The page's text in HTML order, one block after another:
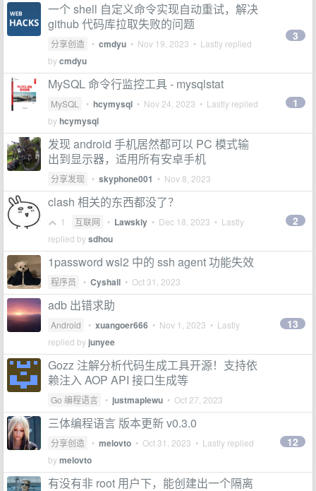
一个 shell 自定义命令实现自动重试，解决
github 代码库拉取失败的问题
分享创造 • cmdyu • Nov 19, 2023 • Lastly replied
bycmdyu
3
MySQL 命令行监控工具 - mysqlstat
MySQL • hcymysql • Nov 24, 2023 • Lastly replied
byhcymysql
1
发现 android 手机居然都可以 PC 模式输
出到显示器，适用所有安卓手机
分享发现 • skyphone001 • Nov 8, 2023
clash 相关的东西都没了？
1 互联网 • Lawskiy • Dec 18, 2023 • Lastly
replied bysdhou
2
1password wsl2 中的 ssh agent 功能失效
程序员 • Cyshall • Oct 31, 2023
adb 出错求助
Android • xuangoer666 • Nov 1, 2023 • Lastly
replied by junyee
13
Gozz 注解分析代码生成工具开源！支持依
赖注入 AOP API 接口生成等
Go 编程语言 • justmaplewu • Oct 27, 2023
三体编程语言 版本更新 v0.3.0
分享创造 • melovto • Oct 31, 2023 • Lastly replied
bymelovto
12
有没有非 root 用户下，能创建出一个隔离